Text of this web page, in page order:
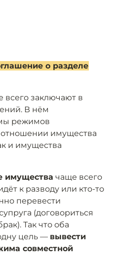
о разделе
всего заключают в
В нём
режимов
отношении имущества
и имущества
имущества чаще всего
к разводу или кто-то
перевести
(договориться
Так что оба
цель — вывести
совместной